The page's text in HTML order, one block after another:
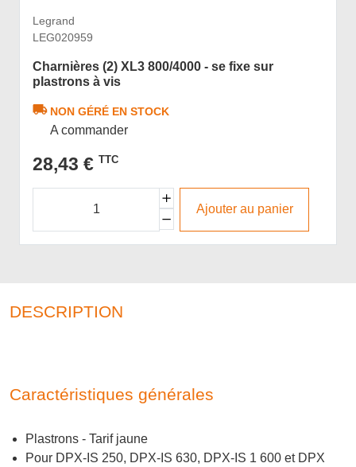
Legrand
LEG020959
Charnières (2) XL3 800/4000 - se fixe sur
plastrons à vis
NON GÉRÉ EN STOCK
A commander
28,43 € TTC
Ajouter au panier
DESCRIPTION
Caractéristiques générales
Plastrons - Tarif jaune
Pour DPX-IS 250, DPX-IS 630, DPX-IS 1 600 et DPX